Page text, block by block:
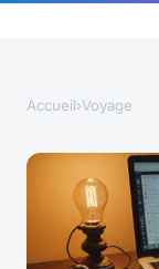
Accueil›Voyage